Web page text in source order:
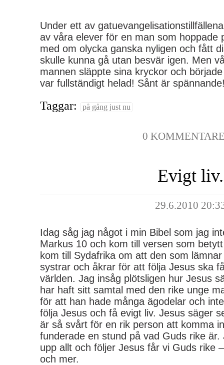
Under ett av
av våra elever för en man som hoppade
med om olycka ganska nyligen och fått
skulle kunna gå utan besvär igen. Men
mannen släppte sina kryckor och
var fullständigt helad! Sånt är
Taggar: på gång just nu
0
Evigt liv.
29.6.2010
Idag såg jag något i min Bibel som jag
Markus 10 och kom till versen som
kom till Sydafrika om att den som
systrar och åkrar för att följa Jesus ska
världen. Jag insåg plötsligen hur Jesus
har haft sitt samtal med den rike unge
för att han hade många ägodelar och
följa Jesus och få evigt liv. Jesus säger
är så svårt för en rik person att komma
funderade en stund på vad Guds rike
upp allt och följer Jesus får vi Guds rike
och mer.